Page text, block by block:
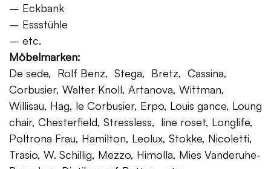
– Eckbank
– Essstühle
– etc.
Möbelmarken:
De sede, Rolf Benz, Stega, Bretz, Cassina,
Corbusier, Walter Knoll, Artanova, Wittman,
Willisau, Hag, le Corbusier, Erpo, Louis gance, Loung
chair, Chesterfield, Stressless, line roset, Longlife,
Poltrona Frau, Hamilton, Leolux, Stokke, Nicoletti,
Trasio, W. Schillig, Mezzo, Himolla, Mies Vanderuhe-